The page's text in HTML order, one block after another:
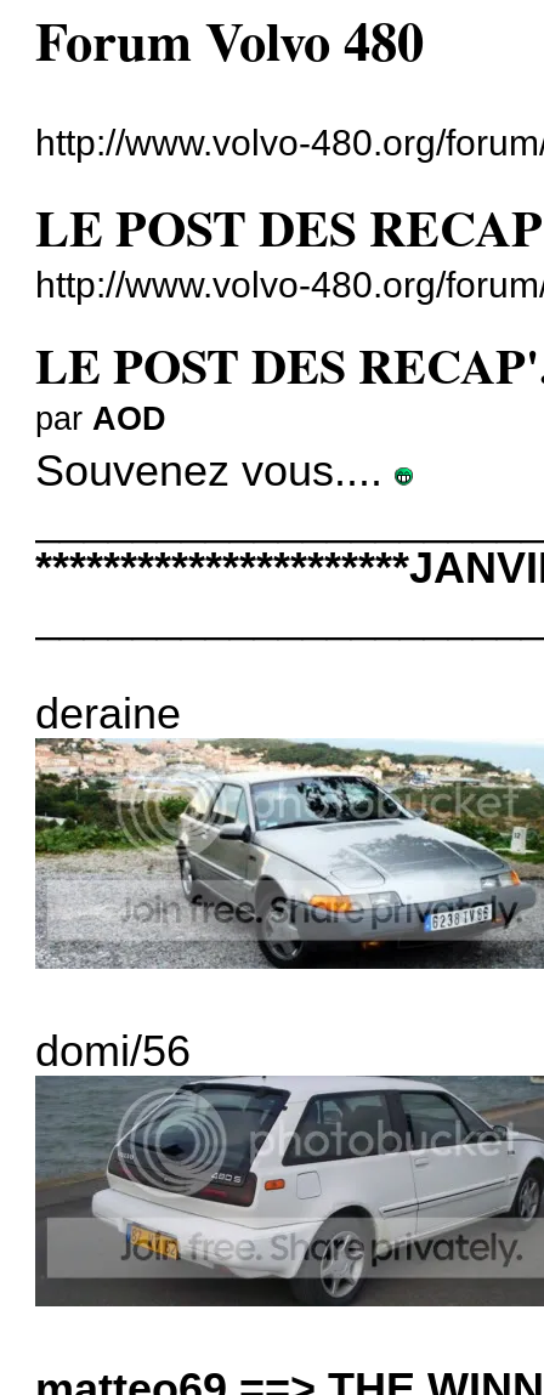
Forum Volvo 480
http://www.volvo-480.org/
LE POST DES
http://www.volvo-480.org/
LE POST DES
par AOD
Souvenez vous....
deraine
domi/56